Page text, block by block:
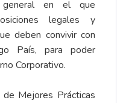
general en el que
legales y
deben convivir con
País, para poder
Corporativo.
Mejores Prácticas